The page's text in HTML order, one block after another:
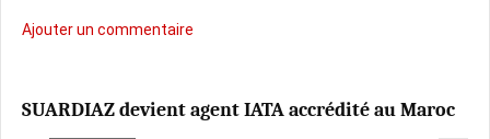
Ajouter un commentaire
SUARDIAZ devient agent IATA accrédité au Maroc